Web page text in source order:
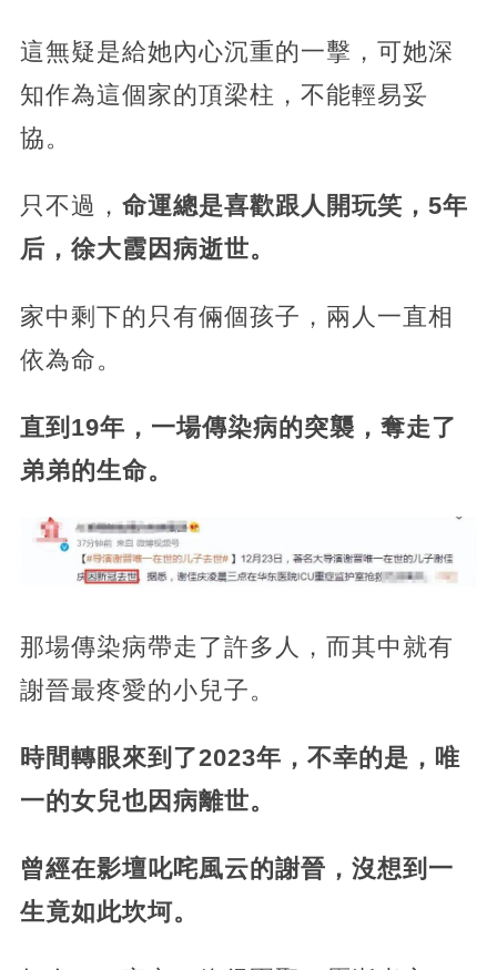
這無疑是給她內心沉重的一擊，可她深
知作為這個家的頂梁柱，不能輕易妥
協。
只不過， 命運總是喜歡跟人開玩笑，5年
后，徐大霞因病逝世。
家中剩下的只有倆個孩子，兩人一直相
依為命。
直到19年，一場傳染病的突襲，奪走了
弟弟的生命。
那場傳染病帶走了許多人，而其中就有
謝晉最疼愛的小兒子。
時間轉眼來到了2023年，不幸的是，唯
一的女兒也因病離世。
曾經在影壇叱咤風云的謝晉，沒想到一
生竟如此坎坷。